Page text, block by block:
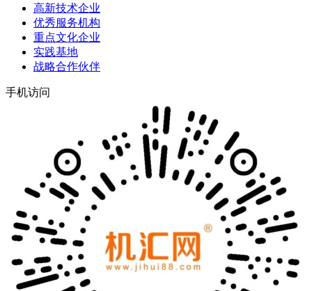
高新技术企业
优秀服务机构
重点文化企业
实践基地
战略合作伙伴
手机访问